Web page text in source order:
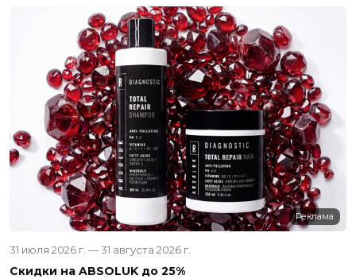
Реклама
31 июля 2026 г. — 31 августа 2026 г.
Скидки на ABSOLUK до 25%